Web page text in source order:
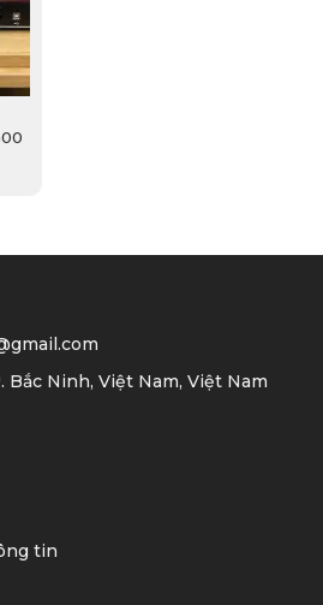
Bắc Ninh, Việt Nam, Việt Nam
tin